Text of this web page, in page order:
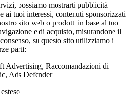
possiamo mostrarti pubblicità
ai tuoi interessi, contenuti sponsorizzati
sito web o prodotti in base al tuo
e di acquisto, misurandone il
su questo sito utilizziamo i
parti:
Advertising, Raccomandazioni di
Ads Defender